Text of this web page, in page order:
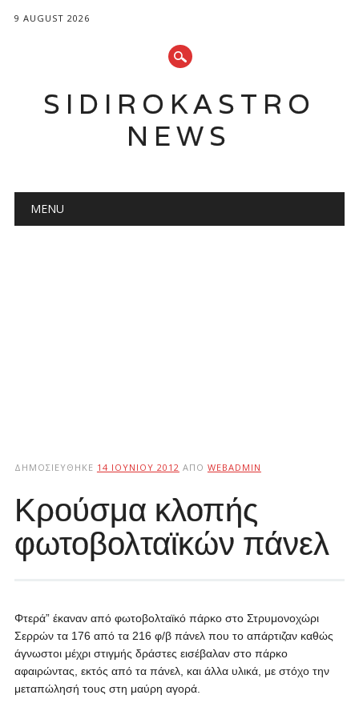
9 AUGUST 2026
SIDIROKASTRO
NEWS
Main menu
MENU
ΔΗΜΟΣΙΕΎΘΗΚΕ 14 ΙΟΥΝΊΟΥ 2012 ΑΠΌ WEBADMIN
Κρούσμα κλοπής
φωτοβολταϊκών πάνελ
Φτερά” έκαναν από φωτοβολταϊκό πάρκο στο Στρυμονοχώρι
Σερρών τα 176 από τα 216 φ/β πάνελ που το απάρτιζαν καθώς
άγνωστοι μέχρι στιγμής δράστες εισέβαλαν στο πάρκο
αφαιρώντας, εκτός από τα πάνελ, και άλλα υλικά, με στόχο την
μεταπώλησή τους στη μαύρη αγορά.